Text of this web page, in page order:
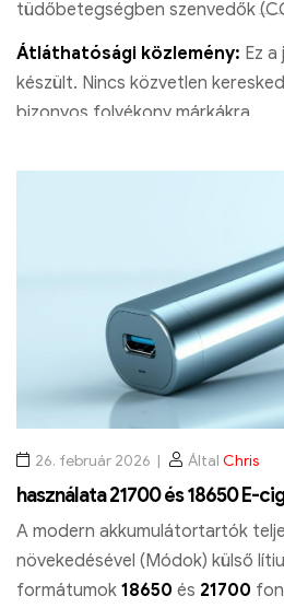
tüdőbetegségben szenvedők
Átláthatósági közlemény: Ez
készült. Nincs közvetlen
bizonyos folyékony márkákra.
26. február 2026 Által Chris
használata 21700 és 18650 E-
A modern akkumulátortartók
növekedésével (Módok) külső
formátumok 18650 és 21700